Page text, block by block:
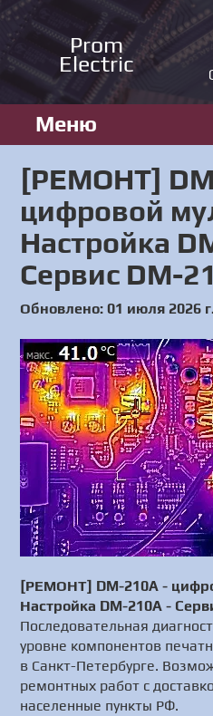
Prom
Electric
Меню
[РЕМОНТ]
цифровой
Настройка
Сервис DM-
Обновлено: 01 июля 2026
[РЕМОНТ] DM-210A -
Настройка DM-210A -
Последовательная
уровне компонентов
в Санкт-Петербурге.
ремонтных работ с
населенные пункты РФ.